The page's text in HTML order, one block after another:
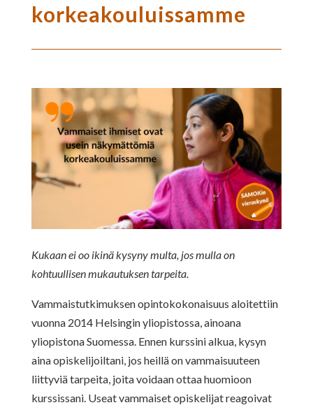
korkeakouluissamme
Kukaan ei oo ikinä kysyny multa, jos mulla on
kohtuullisen mukautuksen tarpeita.
Vammaistutkimuksen opintokokonaisuus aloitettiin
vuonna 2014 Helsingin yliopistossa, ainoana
yliopistona Suomessa. Ennen kurssini alkua, kysyn
aina opiskelijoiltani, jos heillä on vammaisuuteen
liittyviä tarpeita, joita voidaan ottaa huomioon
kurssissani. Useat vammaiset opiskelijat reagoivat